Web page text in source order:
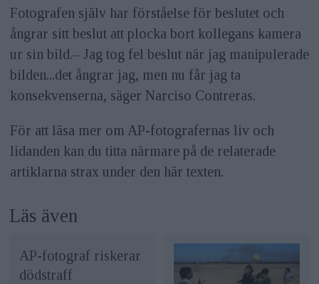
Fotografen själv har förståelse för beslutet och
ångrar sitt beslut att plocka bort kollegans kamera
ur sin bild.– Jag tog fel beslut när jag manipulerade
bilden...det ångrar jag, men nu får jag ta
konsekvenserna, säger Narciso Contreras.
För att läsa mer om AP-fotografernas liv och
lidanden kan du titta närmare på de relaterade
artiklarna strax under den här texten.
Läs även
AP-fotograf riskerar
dödstraff